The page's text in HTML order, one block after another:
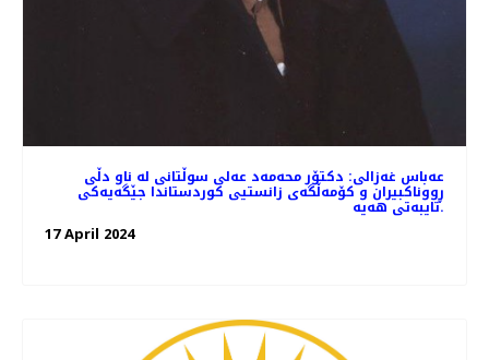
عه‌باس غه‌زالی: دکتۆر محەمەد عەلی سوڵتانی لە ناو دڵی
ڕووناکبیران و کۆمەڵگەی زانستیی کوردستاندا جێگەیەکی
تایبەتی هەیە.
17 April 2024